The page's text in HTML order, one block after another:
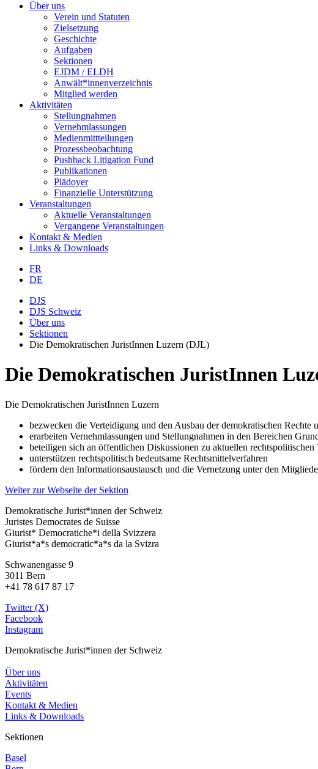
Über uns
Verein und Statuten
Zielsetzung
Geschichte
Aufgaben
Sektionen
EJDM / ELDH
Anwält*innenverzeichnis
Mitglied werden
Aktivitäten
Stellungnahmen
Vernehmlassungen
Medienmittteilungen
Prozessbeobachtung
Pushback Litigation Fund
Publikationen
Plädoyer
Finanzielle Unterstützung
Veranstaltungen
Aktuelle Veranstaltungen
Vergangene Veranstaltungen
Kontakt & Medien
Links & Downloads
FR
DE
DJS
DJS Schweiz
Über uns
Sektionen
Die Demokratischen JuristInnen Luzern (DJL)
Die Demokratischen JuristInnen
Die Demokratischen JuristInnen Luzern
bezwecken die Verteidigung und den Ausbau der demokratischen Rechte
erarbeiten Vernehmlassungen und Stellungnahmen in den Bereichen
beteiligen sich an öffentlichen Diskussionen zu aktuellen rechtspolitischen
unterstützen rechtspolitisch bedeutsame Rechtsmittelverfahren
fördern den Informationsaustausch und die Vernetzung unter den
Weiter zur Webseite der Sektion
Demokratische Jurist*innen der Schweiz
Juristes Democrates de Suisse
Giurist* Democratiche*i della Svizzera
Giurist*a*s democratic*a*s da la Svizra
Schwanengasse 9
3011 Bern
+41 78 617 87 17
Twitter (X)
Facebook
Instagram
Demokratische Jurist*innen der Schweiz
Über uns
Aktivitäten
Events
Kontakt & Medien
Links & Downloads
Sektionen
Basel